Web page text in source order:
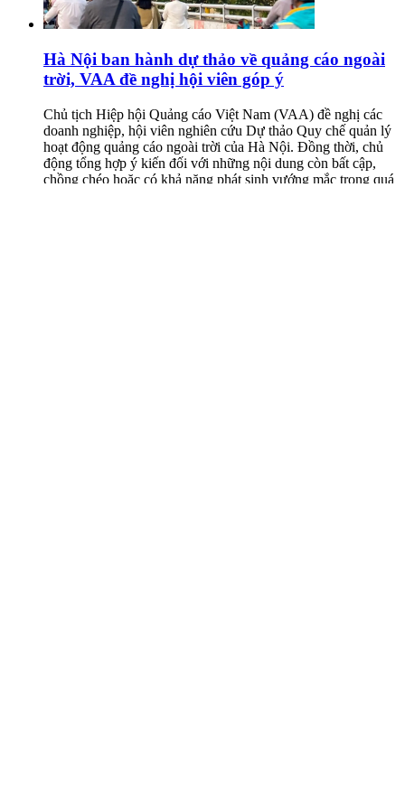
Hà Nội ban hành dự thảo về quảng cáo ngoài
trời, VAA đề nghị hội viên góp ý
Chủ tịch Hiệp hội Quảng cáo Việt Nam (VAA) đề nghị các
doanh nghiệp, hội viên nghiên cứu Dự thảo Quy chế quản lý
hoạt động quảng cáo ngoài trời của Hà Nội. Đồng thời, chủ
động tổng hợp ý kiến đối với những nội dung còn bất cập,
chồng chéo hoặc có khả năng phát sinh vướng mắc trong quá